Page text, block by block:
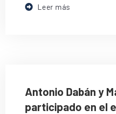
Leer más
Antonio Dabán y
participado en el